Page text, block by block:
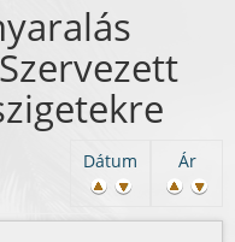
Ár
Dátum